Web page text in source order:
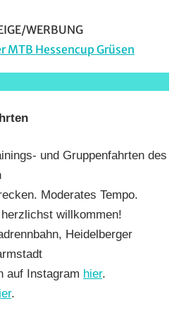
WERBUNG
und Gruppenfahrten des
Moderates Tempo.
willkommen!
Heidelberger
auf Instagram hier.
.